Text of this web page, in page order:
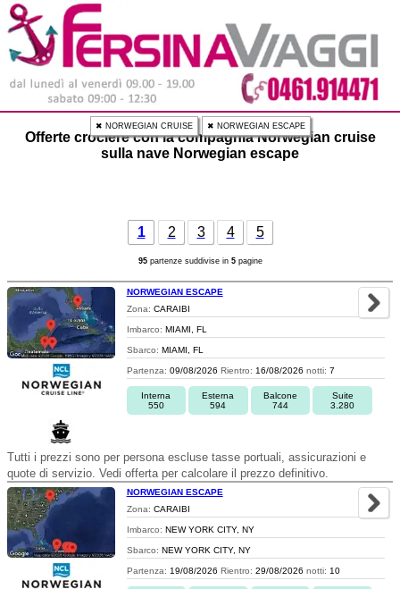
✖ NORWEGIAN CRUISE ✖ NORWEGIAN ESCAPE
Offerte crociere con la compagnia Norwegian cruise
sulla nave Norwegian escape
1 2 3 4 5
95partenze suddivise in 5pagine
NORWEGIAN ESCAPE
Zona: CARAIBI
Imbarco: MIAMI, FL
Sbarco: MIAMI, FL
Partenza: 09/08/2026 Rientro: 16/08/2026 notti: 7
Interna
550
Esterna
594
Balcone
744
Suite
3.280
Tutti i prezzi sono per persona escluse tasse portuali, assicurazioni e
quote di servizio. Vedi offerta per calcolare il prezzo definitivo.
NORWEGIAN ESCAPE
Zona: CARAIBI
Imbarco: NEW YORK CITY, NY
Sbarco: NEW YORK CITY, NY
Partenza: 19/08/2026 Rientro: 29/08/2026 notti: 10